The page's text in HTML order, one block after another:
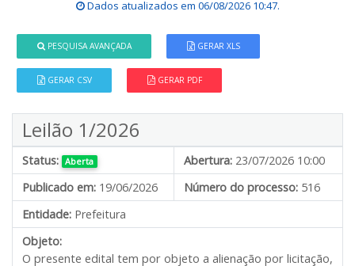
Dados atualizados em 06/08/2026 10:47.
PESQUISA AVANÇADA GERAR XLS
GERAR CSV GERAR PDF
Leilão 1/2026
Status: Aberta Abertura: 23/07/2026 10:00
Publicado em: 19/06/2026 Número do processo: 516
Entidade: Prefeitura
Objeto:
O presente edital tem por objeto a alienação por licitação,